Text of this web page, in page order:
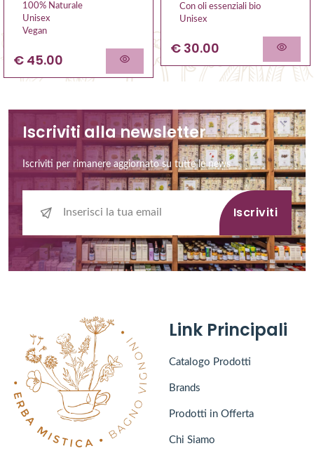
100% Naturale
Unisex
Vegan
€ 45.00
Con oli essenziali bio
Unisex
€ 30.00
Iscriviti alla newsletter
Iscriviti per rimanere aggiornato su tutte le news
Iscriviti
Link Principali
Catalogo Prodotti
Brands
Prodotti in Offerta
Chi Siamo